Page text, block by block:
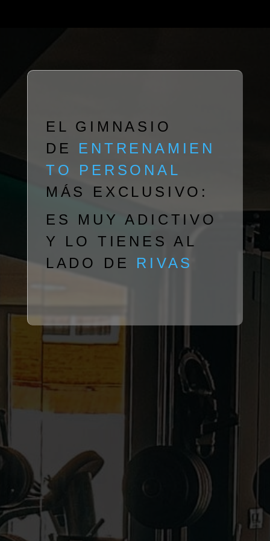
EL GIMNASIO
DE
ENTRENAMIEN
TO PERSONAL
MÁS EXCLUSIVO:
ES MUY ADICTIVO
Y LO TIENES AL
LADO DE RIVAS